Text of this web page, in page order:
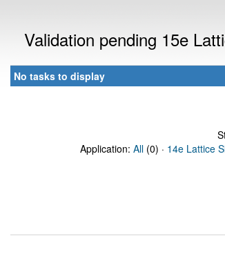
Validation pending 15e
No tasks to display
Application: All (0) · 14e Lattice